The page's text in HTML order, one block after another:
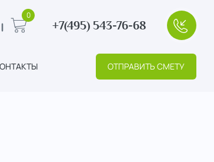
сравнение
В корзину
0
+7(495) 543-76-68
ОТПРАВИТЬ СМЕТУ